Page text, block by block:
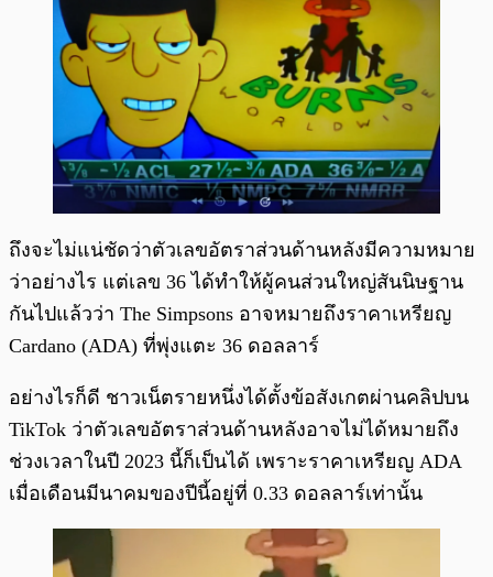
ถึงจะไม่แน่ชัดว่าตัวเลขอัตราส่วนด้านหลังมีความหมาย
ว่าอย่างไร แต่เลข 36 ได้ทำให้ผู้คนส่วนใหญ่สันนิษฐาน
กันไปแล้วว่า The Simpsons อาจหมายถึงราคาเหรียญ
Cardano (ADA) ที่พุ่งแตะ 36 ดอลลาร์
อย่างไรก็ดี ชาวเน็ตรายหนึ่งได้ตั้งข้อสังเกตผ่านคลิปบน
TikTok ว่าตัวเลขอัตราส่วนด้านหลังอาจไม่ได้หมายถึง
ช่วงเวลาในปี 2023 นี้ก็เป็นได้ เพราะราคาเหรียญ ADA
เมื่อเดือนมีนาคมของปีนี้อยู่ที่ 0.33 ดอลลาร์เท่านั้น